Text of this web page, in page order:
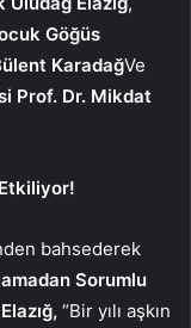
Göğüs
KaradağVe
Prof. Dr. Mikdat
Etkiliyor!
bahsederek
Sorumlu
“Bir yılı aşkın